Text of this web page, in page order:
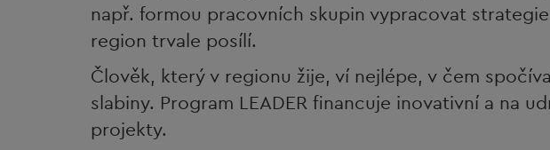
např. formou pracovních skupin vypracovat
region trvale posílí.
Člověk, který v regionu žije, ví nejlépe, v čem
slabiny. Program LEADER financuje inovativní a na
projekty.